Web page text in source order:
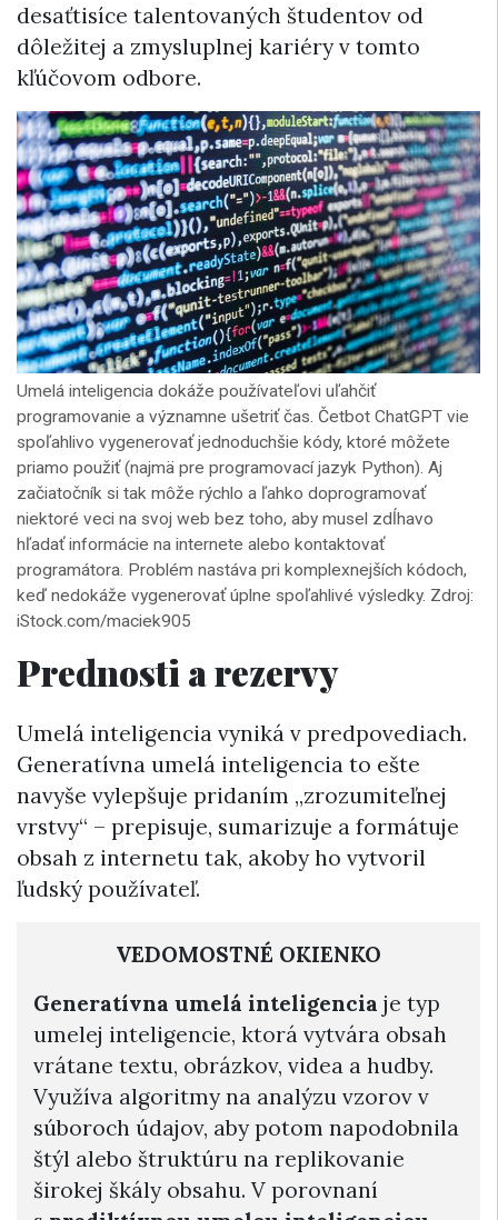
desaťtisíce talentovaných študentov od
dôležitej a zmysluplnej kariéry v tomto
kľúčovom odbore.
Umelá inteligencia dokáže používateľovi uľahčiť
programovanie a významne ušetriť čas. Četbot ChatGPT vie
spoľahlivo vygenerovať jednoduchšie kódy, ktoré môžete
priamo použiť (najmä pre programovací jazyk Python). Aj
začiatočník si tak môže rýchlo a ľahko doprogramovať
niektoré veci na svoj web bez toho, aby musel zdĺhavo
hľadať informácie na internete alebo kontaktovať
programátora. Problém nastáva pri komplexnejších kódoch,
keď nedokáže vygenerovať úplne spoľahlivé výsledky. Zdroj:
iStock.com/maciek905
Prednosti a rezervy
Umelá inteligencia vyniká v predpovediach.
Generatívna umelá inteligencia to ešte
navyše vylepšuje pridaním „zrozumiteľnej
vrstvy“ – prepisuje, sumarizuje a formátuje
obsah z internetu tak, akoby ho vytvoril
ľudský používateľ.
VEDOMOSTNÉ OKIENKO
Generatívna umelá inteligencia je typ
umelej inteligencie, ktorá vytvára obsah
vrátane textu, obrázkov, videa a hudby.
Využíva algoritmy na analýzu vzorov v
súboroch údajov, aby potom napodobnila
štýl alebo štruktúru na replikovanie
širokej škály obsahu. V porovnaní